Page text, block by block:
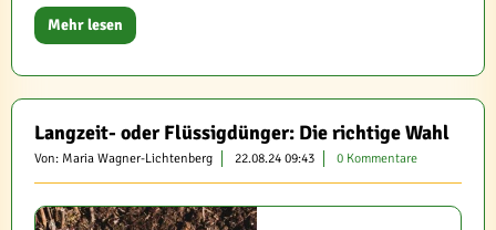
Mehr lesen
Langzeit- oder Flüssigdünger: Die richtige Wahl
Von: Maria Wagner-Lichtenberg 22.08.24 09:43 0 Kommentare